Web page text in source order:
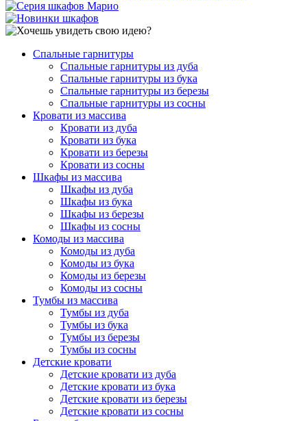
Спальные гарнитуры
Спальные гарнитуры из дуба
Спальные гарнитуры из бука
Спальные гарнитуры из березы
Спальные гарнитуры из сосны
Кровати из массива
Кровати из дуба
Кровати из бука
Кровати из березы
Кровати из сосны
Шкафы из массива
Шкафы из дуба
Шкафы из бука
Шкафы из березы
Шкафы из сосны
Комоды из массива
Комоды из дуба
Комоды из бука
Комоды из березы
Комоды из сосны
Тумбы из массива
Тумбы из дуба
Тумбы из бука
Тумбы из березы
Тумбы из сосны
Детские кровати
Детские кровати из дуба
Детские кровати из бука
Детские кровати из березы
Детские кровати из сосны